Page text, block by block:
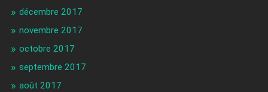
décembre 2017
novembre 2017
octobre 2017
septembre 2017
août 2017